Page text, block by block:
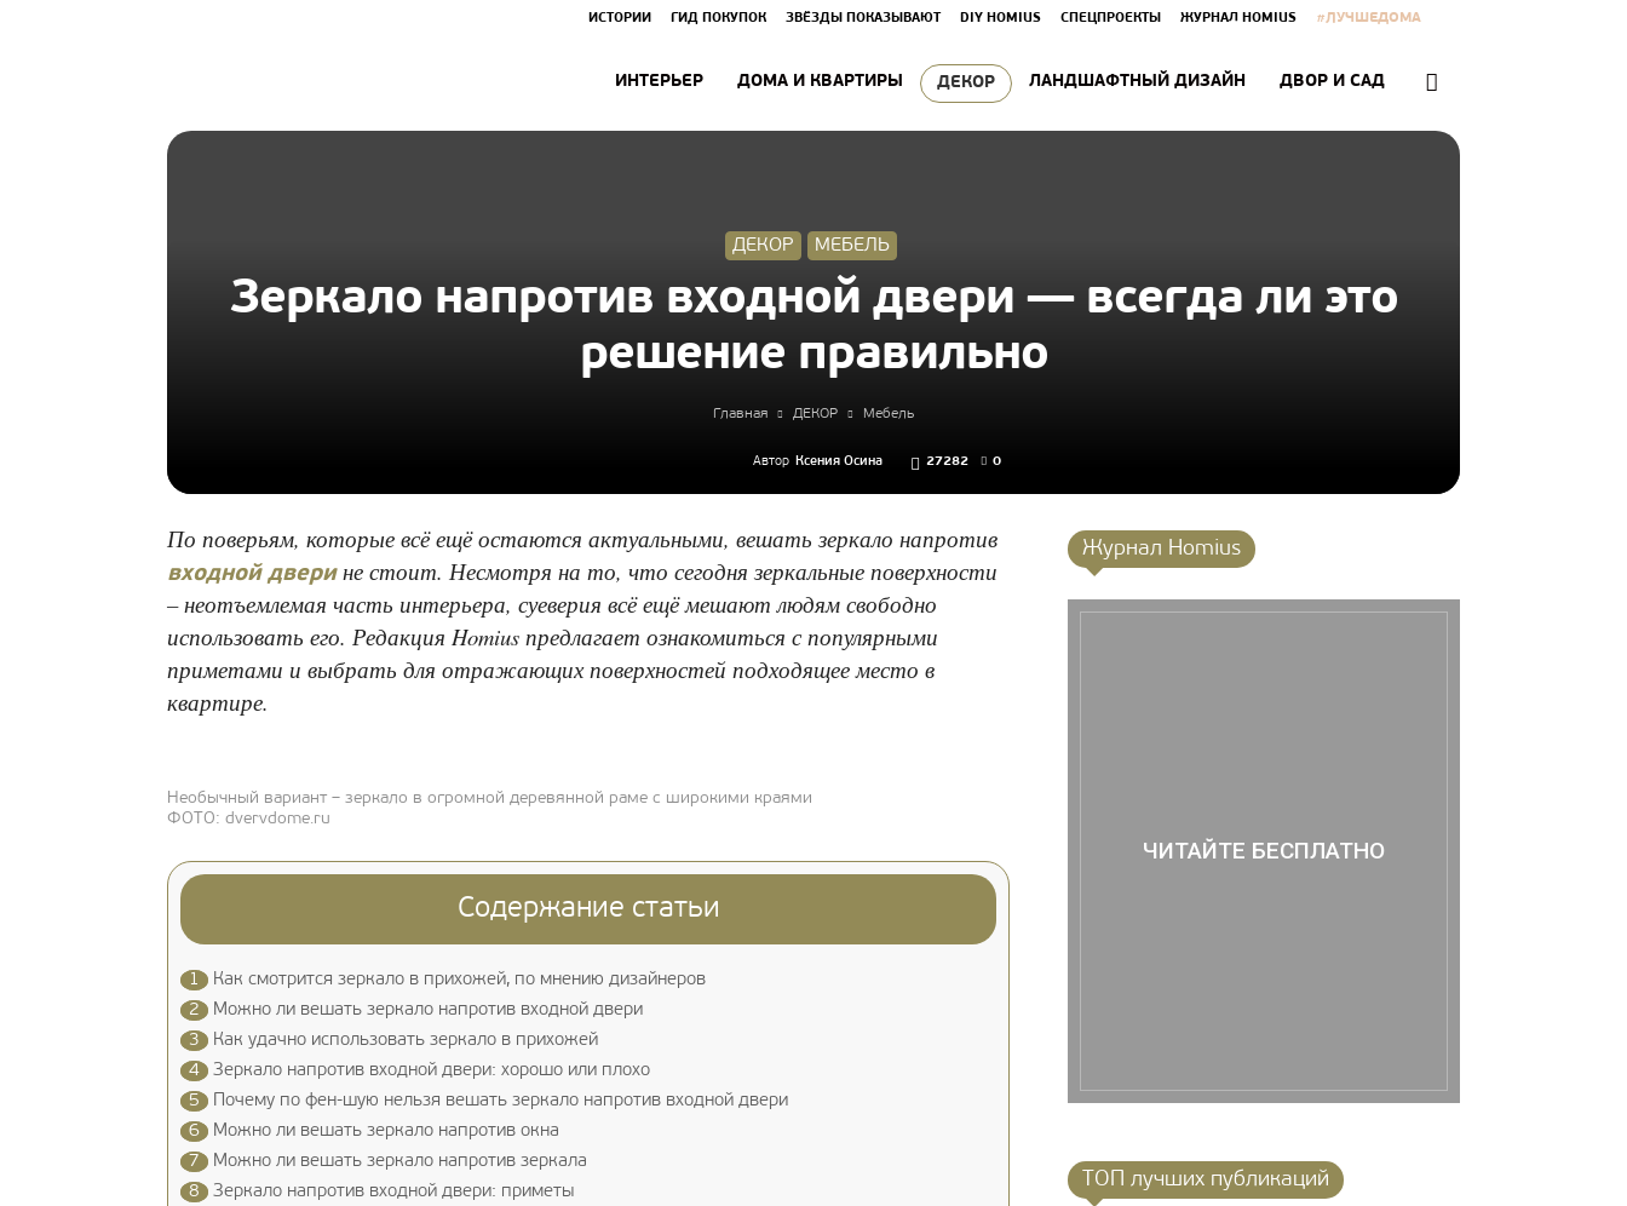
ИСТОРИИ ГИД ПОКУПОК ЗВЁЗДЫ ПОКАЗЫВАЮТ DIY HOMIUS СПЕЦПРОЕКТЫ ЖУРНАЛ HOMIUS #ЛУЧШЕДОМА
ИНТЕРЬЕР ДОМА И КВАРТИРЫ ДЕКОР ЛАНДШАФТНЫЙ ДИЗАЙН ДВОР И САД
ДЕКОР МЕБЕЛЬ
Зеркало напротив входной двери — всегда ли это
решение правильно
Главная ДЕКОР Мебель
Автор Ксения Осина 27282 0
По поверьям, которые всё ещё остаются актуальными, вешать зеркало напротив
входной дверине стоит. Несмотря на то, что сегодня зеркальные поверхности
– неотъемлемая часть интерьера, суеверия всё ещё мешают людям свободно
использовать его. Редакция Homius предлагает ознакомиться с популярными
приметами и выбрать для отражающих поверхностей подходящее место в
квартире.
Необычный вариант – зеркало в огромной деревянной раме с широкими краями
ФОТО: dvervdome.ru
Содержание статьи
1
Как смотрится зеркало в прихожей, по мнению дизайнеров
2
Можно ли вешать зеркало напротив входной двери
3
Как удачно использовать зеркало в прихожей
4
Зеркало напротив входной двери: хорошо или плохо
5
Почему по фен-шую нельзя вешать зеркало напротив входной двери
6
Можно ли вешать зеркало напротив окна
7
Можно ли вешать зеркало напротив зеркала
8
Зеркало напротив входной двери: приметы
Журнал Homius
ЧИТАЙТЕ БЕСПЛАТНО
ТОП лучших публикаций